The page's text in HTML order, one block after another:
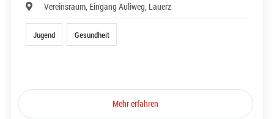
Vereinsraum, Eingang Auliweg, Lauerz
Jugend Gesundheit
Mehr erfahren